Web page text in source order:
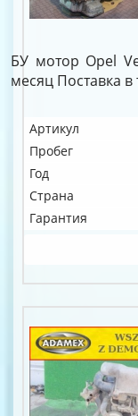
БУ мотор Opel
месяц Поставка
Артикул
Пробег
Год
Страна
Гарантия